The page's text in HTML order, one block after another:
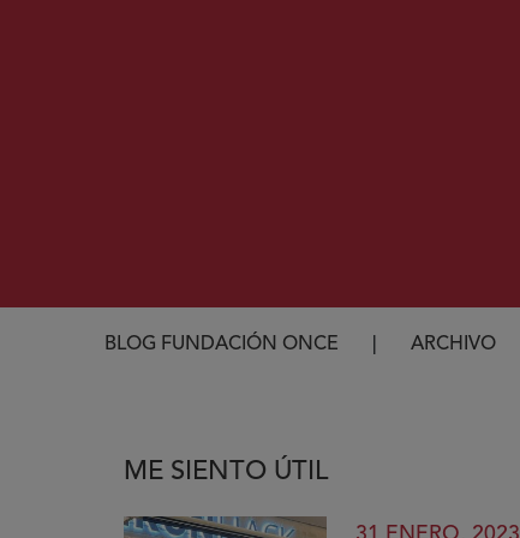
Ruta de navegación
BLOG FUNDACIÓN ONCE ARCHIVO
ME SIENTO ÚTIL